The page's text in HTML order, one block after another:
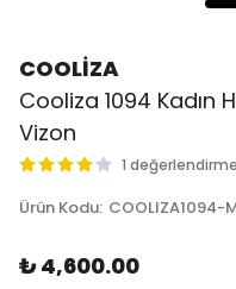
COOLİZA
Cooliza 1094 Kadın
Vizon
1 değerlendirme
Ürün Kodu: COOLIZA1094-
₺ 4,600.00